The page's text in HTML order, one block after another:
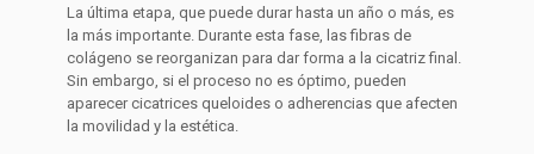
La última etapa, que puede durar hasta un año o más, es
la más importante. Durante esta fase, las fibras de
colágeno se reorganizan para dar forma a la cicatriz final.
Sin embargo, si el proceso no es óptimo, pueden
aparecer cicatrices queloides o adherencias que afecten
la movilidad y la estética.